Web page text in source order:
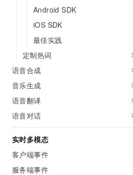
Android SDK
iOS SDK
最佳实践
定制热词
语音合成
音乐生成
语音翻译
语音对话
实时多模态
客户端事件
服务端事件